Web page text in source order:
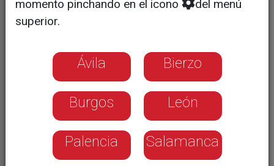
las primeras mujeres tituladas en
España en una Ingeniería vinculada al
campo es igual "para hombres y para
mujeres"
momento pinchando en el icono
del menú
superior.
Ávila Bierzo
Burgos León
Palencia Salamanca